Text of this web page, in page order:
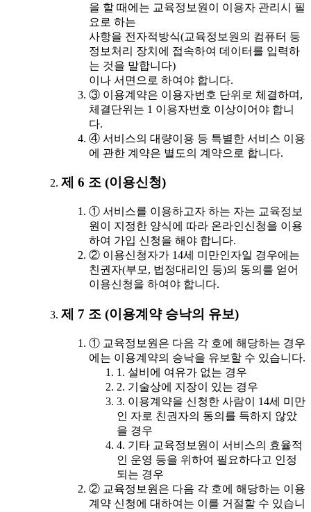
을 할 때에는 교육정보원이 이용자 관리시 필
요로 하는
사항을 전자적방식(교육정보원의 컴퓨터 등
정보처리 장치에 접속하여 데이터를 입력하
는 것을 말합니다)
이나 서면으로 하여야 합니다.
③ 이용계약은 이용자번호 단위로 체결하며,
체결단위는 1 이용자번호 이상이어야 합니
다.
④ 서비스의 대량이용 등 특별한 서비스 이용
에 관한 계약은 별도의 계약으로 합니다.
제 6 조 (이용신청)
① 서비스를 이용하고자 하는 자는 교육정보
원이 지정한 양식에 따라 온라인신청을 이용
하여 가입 신청을 해야 합니다.
② 이용신청자가 14세 미만인자일 경우에는
친권자(부모, 법정대리인 등)의 동의를 얻어
이용신청을 하여야 합니다.
제 7 조 (이용계약 승낙의 유보)
① 교육정보원은 다음 각 호에 해당하는 경우
에는 이용계약의 승낙을 유보할 수 있습니다.
1. 설비에 여유가 없는 경우
2. 기술상에 지장이 있는 경우
3. 이용계약을 신청한 사람이 14세 미만
인 자로 친권자의 동의를 득하지 않았
을 경우
4. 기타 교육정보원이 서비스의 효율적
인 운영 등을 위하여 필요하다고 인정
되는 경우
② 교육정보원은 다음 각 호에 해당하는 이용
계약 신청에 대하여는 이를 거절할 수 있습니